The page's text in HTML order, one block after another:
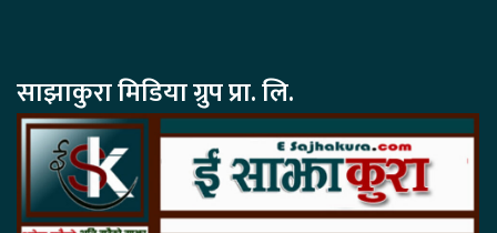
साझाकुरा मिडिया ग्रुप प्रा. लि.